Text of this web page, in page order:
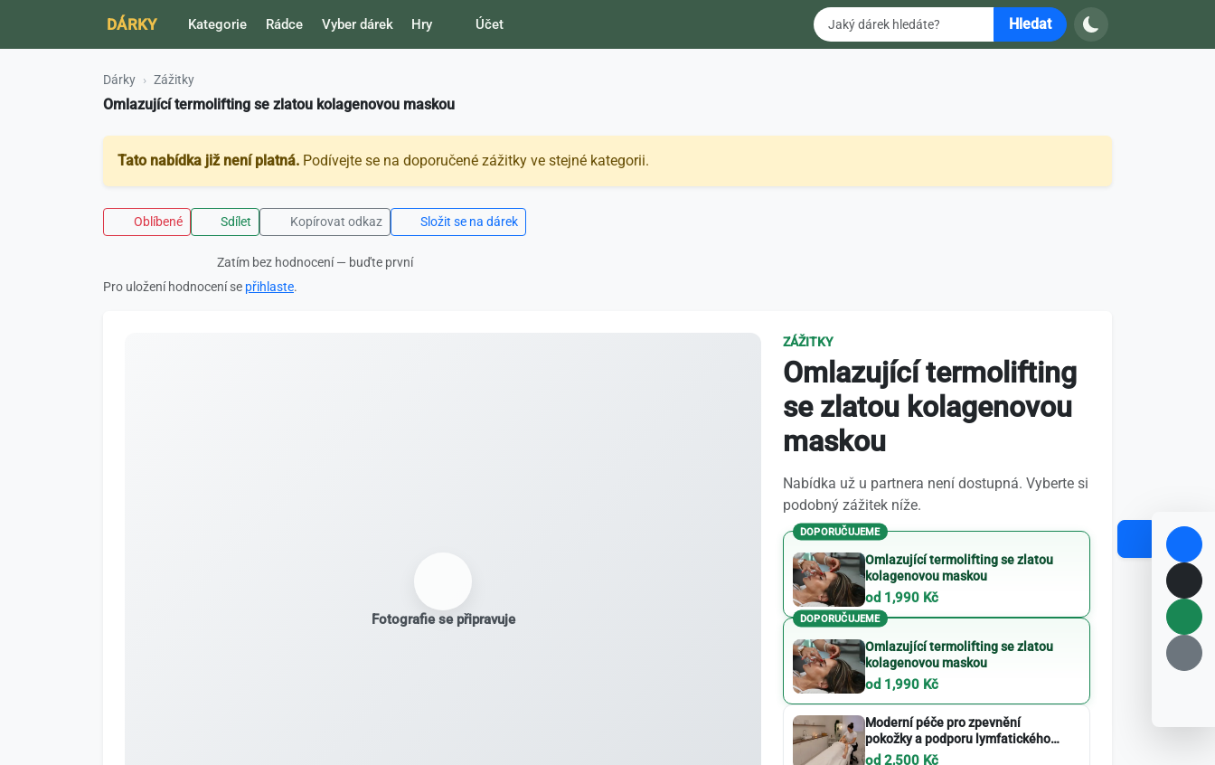
DÁRKY Kategorie Rádce Vyber dárek Hry Účet Hledat
Dárky Zážitky
Omlazující termolifting se zlatou kolagenovou maskou
Tato nabídka již není platná. Podívejte se na doporučené zážitky ve stejné kategorii.
Oblíbené Sdílet Kopírovat odkaz Složit se na dárek
Zatím bez hodnocení — buďte první
Pro uložení hodnocení se přihlaste.
Fotografie se připravuje
ZÁŽITKY
Omlazující termolifting
se zlatou kolagenovou
maskou
Nabídka už u partnera není dostupná. Vyberte si
podobný zážitek níže.
DOPORUČUJEME
Omlazující termolifting se zlatou
kolagenovou maskou
od 1,990 Kč
DOPORUČUJEME
Omlazující termolifting se zlatou
kolagenovou maskou
od 1,990 Kč
Moderní péče pro zpevnění
pokožky a podporu lymfatického
systému
od 2,500 Kč